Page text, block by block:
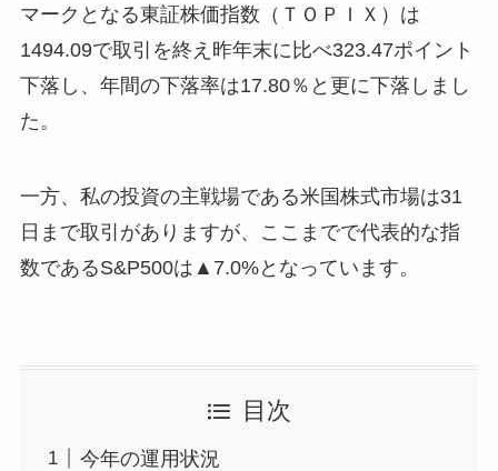
マークとなる東証株価指数（ＴＯＰＩＸ）は
1494.09で取引を終え昨年末に比べ323.47ポイント
下落し、年間の下落率は17.80％と更に下落しまし
た。
一方、私の投資の主戦場である米国株式市場は31
日まで取引がありますが、ここまでで代表的な指
数であるS&P500は▲7.0%となっています。
目次
今年の運用状況